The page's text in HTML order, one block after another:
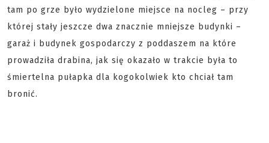
tam po grze było wydzielone miejsce na nocleg – przy
której stały jeszcze dwa znacznie mniejsze budynki –
garaż i budynek gospodarczy z poddaszem na które
prowadziła drabina, jak się okazało w trakcie była to
śmiertelna pułapka dla kogokolwiek kto chciał tam
bronić.